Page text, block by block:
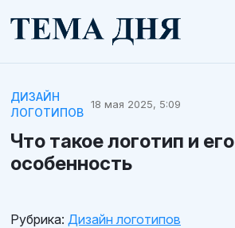
ДИЗАЙН
ЛОГОТИПОВ
18 мая 2025, 5:09
Что такое логотип и его
особенность
Рубрика: Дизайн логотипов